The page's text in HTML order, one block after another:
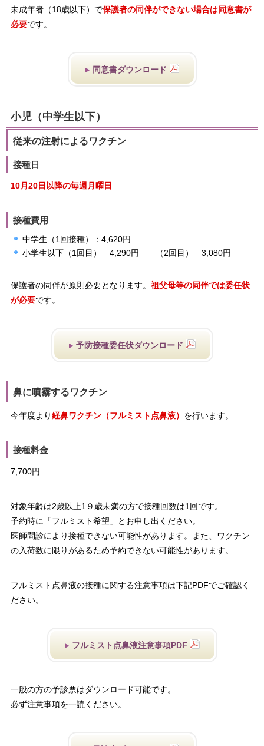
未成年者（18歳以下）で保護者の同伴ができない場合は同意書が
必要です。
同意書ダウンロード
小児（中学生以下）
従来の注射によるワクチン
接種日
10月20日以降の毎週月曜日
接種費用
中学生（1回接種）：4,620円
小学生以下（1回目） 4,290円 （2回目） 3,080円
保護者の同伴が原則必要となります。 祖父母等の同伴では委任状
が必要です。
予防接種委任状ダウンロード
鼻に噴霧するワクチン
今年度より経鼻ワクチン（フルミスト点鼻液） を行います。
接種料金
7,700円
対象年齢は2歳以上1９歳未満の方で接種回数は1回です。
予約時に「フルミスト希望」とお申し出ください。
医師問診により接種できない可能性があります。また、ワクチン
の入荷数に限りがあるため予約できない可能性があります。
フルミスト点鼻液の接種に関する注意事項は下記PDFでご確認く
ださい。
フルミスト点鼻液注意事項PDF
一般の方の予診票はダウンロード可能です。
必ず注意事項を一読ください。